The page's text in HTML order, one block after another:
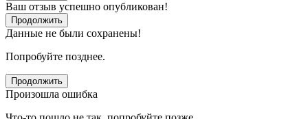
Ваш отзыв успешно опубликован!
Продолжить
Данные не были сохранены!
Попробуйте позднее.
Продолжить
Произошла ошибка